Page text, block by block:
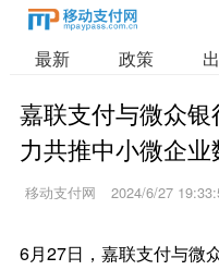
最新 政策
嘉联支付与微众
力共推中小微企
移动支付网 2024/6/27
6月27日，嘉联支付与微